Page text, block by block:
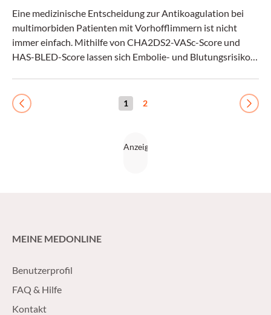
Eine medizinische Entscheidung zur Antikoagulation bei
multimorbiden Patienten mit Vorhofflimmern ist nicht
immer einfach. Mithilfe von CHA2DS2-VASc-Score und
HAS-BLED-Score lassen sich Embolie- und Blutungsrisiko
Previous 1 2 Next
MEINE MEDONLINE
Benutzerprofil
FAQ & Hilfe
Kontakt